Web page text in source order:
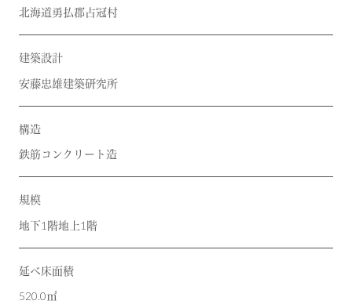
北海道勇払郡占冠村
建築設計
安藤忠雄建築研究所
構造
鉄筋コンクリート造
規模
地下1階地上1階
延べ床面積
520.0㎡